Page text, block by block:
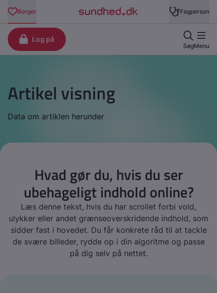
Artikel visning
Data om artiklen herunder
Hvad gør du, hvis du ser
ubehageligt indhold online?
Læs denne tekst, hvis du har scrollet forbi vold,
ulykker eller andet grænseoverskridende indhold, som
sidder fast i hovedet. Du får konkrete råd til at tackle
de svære billeder, rydde op i din algoritme og passe
på dig selv på nettet.